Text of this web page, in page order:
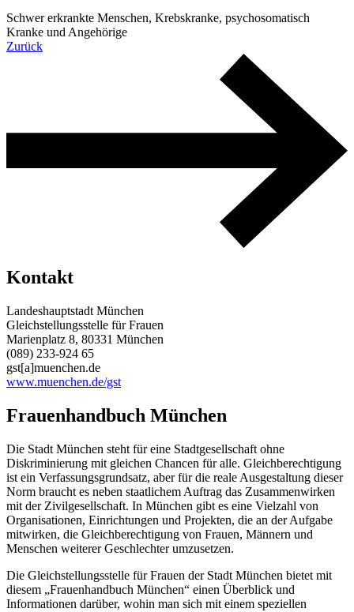
Schwer erkrankte Menschen, Krebskranke, psychosomatisch
Kranke und Angehörige
Zurück
Kontakt
Landeshauptstadt München
Gleichstellungsstelle für Frauen
Marienplatz 8, 80331 München
(089) 233-924 65
gst[a]muenchen.de
www.muenchen.de/gst
Frauenhandbuch München
Die Stadt München steht für eine Stadtgesellschaft ohne
Diskriminierung mit gleichen Chancen für alle. Gleichberechtigung
ist ein Verfassungsgrundsatz, aber für die reale Ausgestaltung dieser
Norm braucht es neben staatlichem Auftrag das Zusammenwirken
mit der Zivilgesellschaft. In München gibt es eine Vielzahl von
Organisationen, Einrichtungen und Projekten, die an der Aufgabe
mitwirken, die Gleichberechtigung von Frauen, Männern und
Menschen weiterer Geschlechter umzusetzen.
Die Gleichstellungsstelle für Frauen der Stadt München bietet mit
diesem „Frauenhandbuch München“ einen Überblick und
Informationen darüber, wohin man sich mit einem speziellen